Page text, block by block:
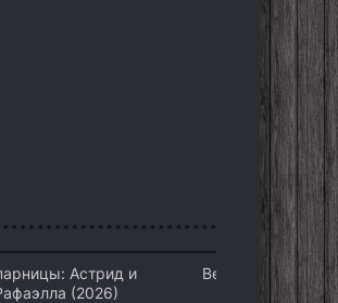
Астрид и
(2026)
Вера (2026)